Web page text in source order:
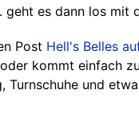
geht es dann los mit
Post Hell's Belles
kommt einfach
Turnschuhe und